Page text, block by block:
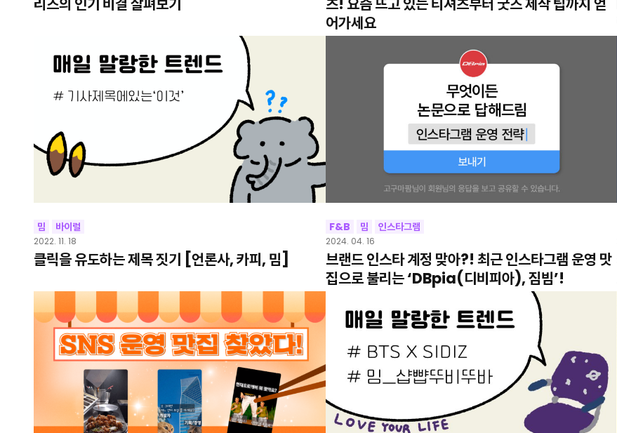
리즈의 인기 비결 살펴보기
츠! 요즘 뜨고 있는 티셔츠부터 굿즈 제작 팁까지 얻
어가세요
밈 바이럴
2022. 11. 18
클릭을 유도하는 제목 짓기 [언론사, 카피, 밈]
F&B 밈 인스타그램
2024. 04. 16
브랜드 인스타 계정 맞아?! 최근 인스타그램 운영 맛
집으로 불리는 ‘DBpia(디비피아), 짐빔’!